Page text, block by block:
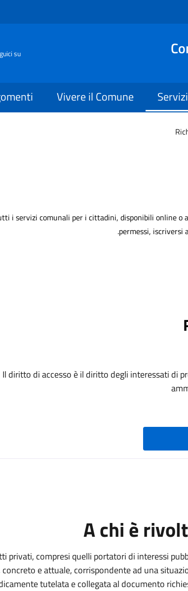
su
Servizi
Vivere il Comune
i servizi comunali per i cittadini, disponibili online o
permessi, iscriversi
Il diritto di accesso è il diritto degli interessati di
A chi è
privati, compresi quelli portatori di interessi
e attuale, corrispondente ad una
tutelata e collegata al documento